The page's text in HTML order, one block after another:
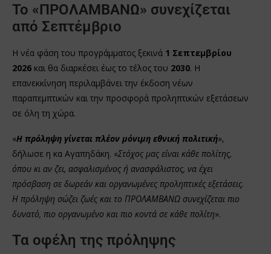
Το «ΠΡΟΛΑΜΒΑΝΩ» συνεχίζεται
από Σεπτέμβριο
Η νέα φάση του προγράμματος ξεκινά 1 Σεπτεμβρίου
2026 και θα διαρκέσει έως το τέλος του 2030. Η
επανεκκίνηση περιλαμβάνει την έκδοση νέων
παραπεμπτικών και την προσφορά προληπτικών εξετάσεων
σε όλη τη χώρα.
«Η πρόληψη γίνεται πλέον μόνιμη εθνική πολιτική»,
δήλωσε η κα Αγαπηδάκη. «Στόχος μας είναι κάθε πολίτης,
όπου κι αν ζει, ασφαλισμένος ή ανασφάλιστος, να έχει
πρόσβαση σε δωρεάν και οργανωμένες προληπτικές εξετάσεις.
Η πρόληψη σώζει ζωές και το ΠΡΟΛΑΜΒΑΝΩ συνεχίζεται πιο
δυνατό, πιο οργανωμένο και πιο κοντά σε κάθε πολίτη».
Τα οφέλη της πρόληψης